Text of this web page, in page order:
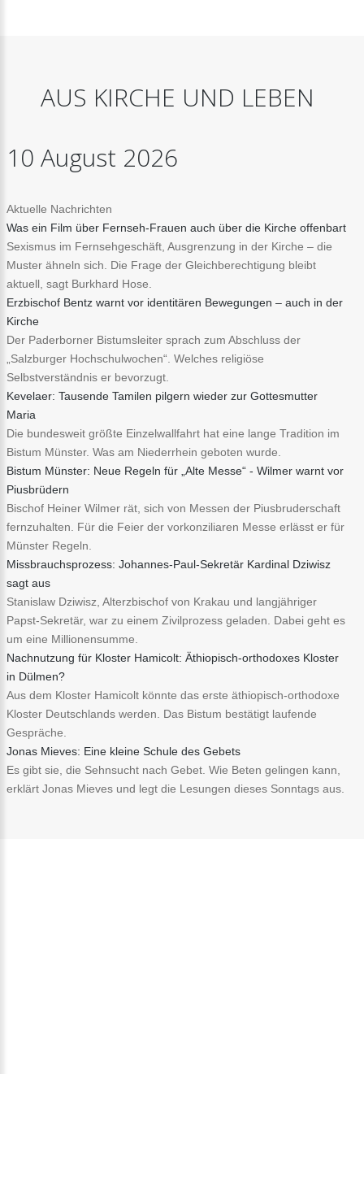
AUS KIRCHE UND LEBEN
10 August 2026
Aktuelle Nachrichten
Was ein Film über Fernseh-Frauen auch über die Kirche offenbart
Sexismus im Fernsehgeschäft, Ausgrenzung in der Kirche – die
Muster ähneln sich. Die Frage der Gleichberechtigung bleibt
aktuell, sagt Burkhard Hose.
Erzbischof Bentz warnt vor identitären Bewegungen – auch in der
Kirche
Der Paderborner Bistumsleiter sprach zum Abschluss der
„Salzburger Hochschulwochen“. Welches religiöse
Selbstverständnis er bevorzugt.
Kevelaer: Tausende Tamilen pilgern wieder zur Gottesmutter
Maria
Die bundesweit größte Einzelwallfahrt hat eine lange Tradition im
Bistum Münster. Was am Niederrhein geboten wurde.
Bistum Münster: Neue Regeln für „Alte Messe“ - Wilmer warnt vor
Piusbrüdern
Bischof Heiner Wilmer rät, sich von Messen der Piusbruderschaft
fernzuhalten. Für die Feier der vorkonziliaren Messe erlässt er für
Münster Regeln.
Missbrauchsprozess: Johannes-Paul-Sekretär Kardinal Dziwisz
sagt aus
Stanislaw Dziwisz, Alterzbischof von Krakau und langjähriger
Papst-Sekretär, war zu einem Zivilprozess geladen. Dabei geht es
um eine Millionensumme.
Nachnutzung für Kloster Hamicolt: Äthiopisch-orthodoxes Kloster
in Dülmen?
Aus dem Kloster Hamicolt könnte das erste äthiopisch-orthodoxe
Kloster Deutschlands werden. Das Bistum bestätigt laufende
Gespräche.
Jonas Mieves: Eine kleine Schule des Gebets
Es gibt sie, die Sehnsucht nach Gebet. Wie Beten gelingen kann,
erklärt Jonas Mieves und legt die Lesungen dieses Sonntags aus.